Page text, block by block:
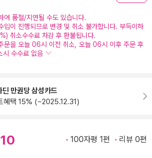
여 품절/지연될 수도 있습니다.
입이 진행되므로 변경 및 취소 불가합니다. 부득이하
취소수수료 차감 후 환불됩니다.
을 오늘 06시 이전 취소, 오늘 06시 이후 주문 후
시 수수료 없음
만권당 삼성카드
혜택 15% (~2025.12.31)
10 100자평 1편 리뷰 0편